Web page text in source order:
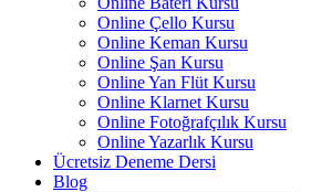
Online Çello Kursu
Online Keman Kursu
Online Şan Kursu
Online Yan Flüt Kursu
Online Klarnet Kursu
Online Fotoğrafçılık Kursu
Online Yazarlık Kursu
Ücretsiz Deneme Dersi
Blog